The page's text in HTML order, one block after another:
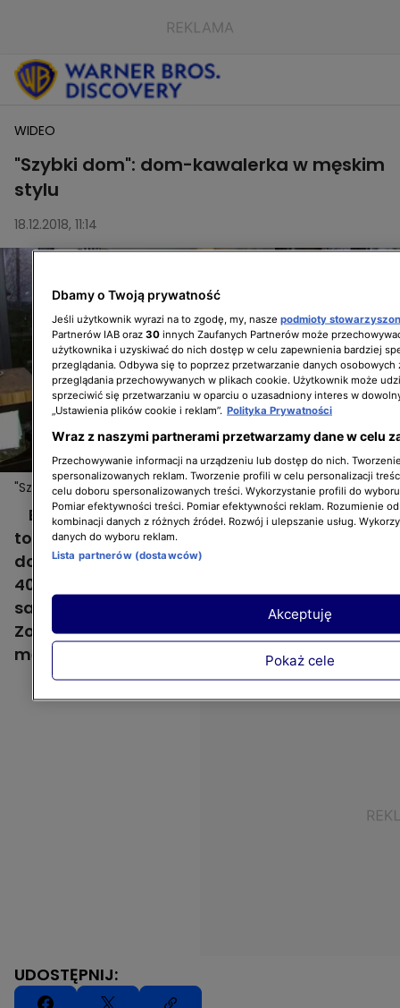
WIDEO
"Szybki dom": dom-kawalerka w męskim
stylu
18.12.2018, 11:14
"Szybki dom": dom-kawalerka w męskim stylu
Beton, drewno, ciemne kolory, skóra - na
to postawili Maciej i Karolina urządzając
dom dla Krzysztofa. Nieruchomość ma tylko
40 metrów kwadratowych i składa się z
salonu z kuchnią, sypialni i łazienki.
Zobaczcie, jak wygląda dom-kawalerka w
męskim stylu!
UDOSTĘPNIJ:
Dbamy o Twoją prywatność
Jeśli użytkownik wyrazi na to zgodę, my, nasze podmioty
Partnerów IAB oraz 30 innych Zaufanych Partnerów może
użytkownika i uzyskiwać do nich dostęp w celu zapewnienia bardziej
przeglądania. Odbywa się to poprzez przetwarzanie danych osobowych
przeglądania przechowywanych w plikach cookie. Użytkownik może
sprzeciwić się przetwarzaniu w oparciu o uzasadniony interes w
„Ustawienia plików cookie i reklam”. Polityka Prywatności
Wraz z naszymi partnerami przetwarzamy dane w celu
Przechowywanie informacji na urządzeniu lub dostęp do nich.
spersonalizowanych reklam. Tworzenie profili w celu personalizacji
celu doboru spersonalizowanych treści. Wykorzystanie profili do
Pomiar efektywności treści. Pomiar efektywności reklam. Rozumienie
kombinacji danych z różnych źródeł. Rozwój i ulepszanie usług.
danych do wyboru reklam.
Lista partnerów (dostawców)
Pokaż cele
Akceptuję